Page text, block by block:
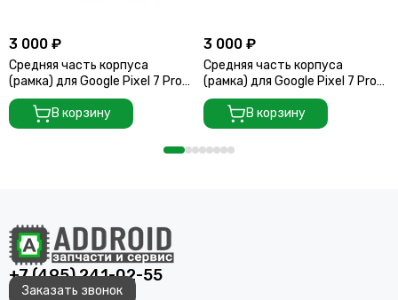
3 000 ₽
Средняя часть корпуса
(рамка) для Google Pixel 7 Pro
белая (Snow)
В корзину
3 000 ₽
Средняя часть корпуса
(рамка) для Google Pixel 7 Pro
серо - зеленая (Hazel)
В корзину
+7 (495) 241-02-55
Заказать звонок